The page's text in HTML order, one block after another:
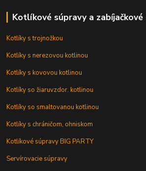
Kotlíkové súpravy a zabíjačkové
Kotlíky s trojnožkou
Kotlíky s nerezovou kotlinou
Kotlíky s kovovou kotlinou
Kotlíky so žiaruvzdor. kotlinou
Kotlíky so smaltovanou kotlinou
Kotlíky s chráničom, ohniskom
Kotlíkové súpravy BIG PARTY
Servírovacie súpravy